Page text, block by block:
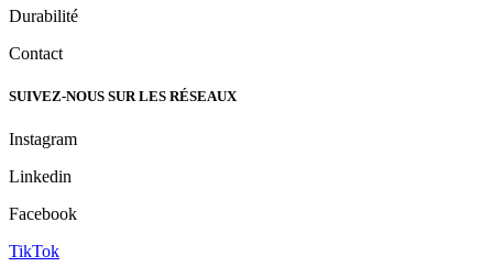
Durabilité
Contact
SUIVEZ-NOUS SUR LES RÉSEAUX
Instagram
Linkedin
Facebook
TikTok